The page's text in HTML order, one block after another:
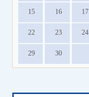
15 16 17
22 23 24
29 30